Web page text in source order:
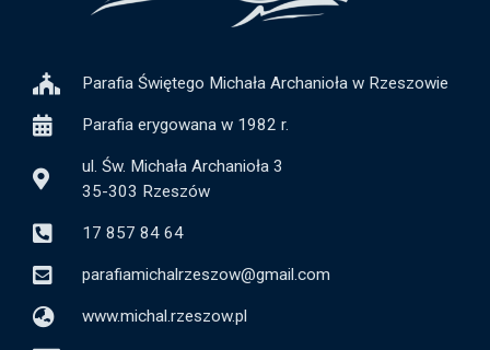
Parafia Świętego Michała Archanioła w Rzeszowie
Parafia erygowana w 1982 r.
ul. Św. Michała Archanioła 3
35-303 Rzeszów
17 857 84 64
parafiamichalrzeszow@gmail.com
www.michal.rzeszow.pl